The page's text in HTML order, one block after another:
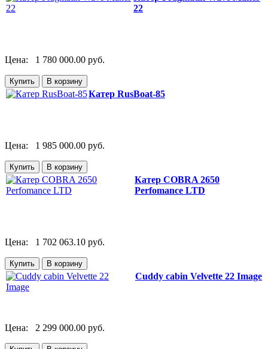
22
Цена: 1 780 000.00 руб.
Катер RusBoat-85
Цена: 1 985 000.00 руб.
Катер COBRA 2650
Perfomance LTD
Цена: 1 702 063.10 руб.
Cuddy cabin Velvette 22 Image
Цена: 2 299 000.00 руб.